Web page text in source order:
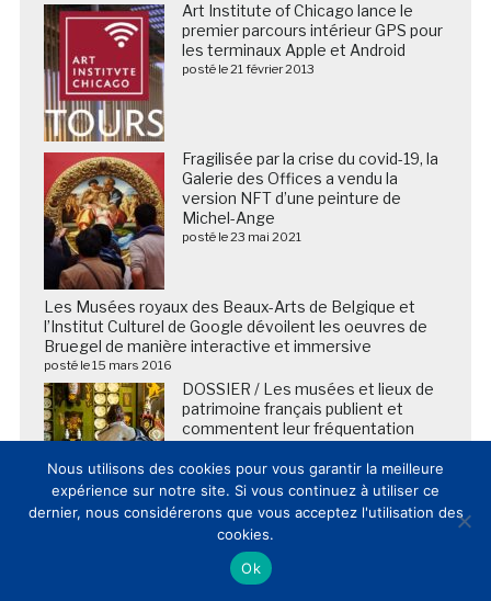
Art Institute of Chicago lance le
premier parcours intérieur GPS pour
les terminaux Apple et Android
posté le 21 février 2013
Fragilisée par la crise du covid-19, la
Galerie des Offices a vendu la
version NFT d’une peinture de
Michel-Ange
posté le 23 mai 2021
Les Musées royaux des Beaux-Arts de Belgique et
l’Institut Culturel de Google dévoilent les oeuvres de
Bruegel de manière interactive et immersive
posté le 15 mars 2016
DOSSIER / Les musées et lieux de
patrimoine français publient et
commentent leur fréquentation
posté le 20 février 2026
Nous utilisons des cookies pour vous garantir la meilleure
expérience sur notre site. Si vous continuez à utiliser ce
dernier, nous considérerons que vous acceptez l'utilisation des
cookies.
Ok